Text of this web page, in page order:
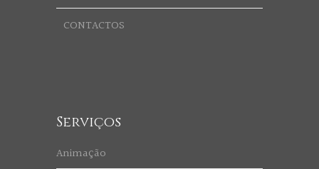
CONTACTOS
Serviços
Animação